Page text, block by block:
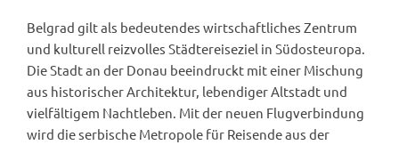
Belgrad gilt als bedeutendes wirtschaftliches Zentrum
und kulturell reizvolles Städtereiseziel in Südosteuropa.
Die Stadt an der Donau beeindruckt mit einer Mischung
aus historischer Architektur, lebendiger Altstadt und
vielfältigem Nachtleben. Mit der neuen Flugverbindung
wird die serbische Metropole für Reisende aus der